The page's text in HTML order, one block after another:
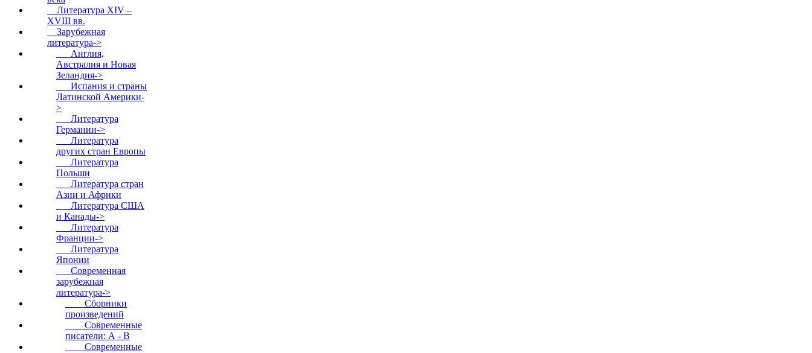
Литература XIV –
XVIII вв.
Зарубежная
литература->
Англия,
Австралия и Новая
Зеландия->
Испания и страны
Латинской Америки-
>
Литература
Германии->
Литература
других стран Европы
Литература
Польши
Литература стран
Азии и Африки
Литература США
и Канады->
Литература
Франции->
Литература
Японии
Современная
зарубежная
литература->
Сборники
произведений
Современные
писатели: А - В
Современные